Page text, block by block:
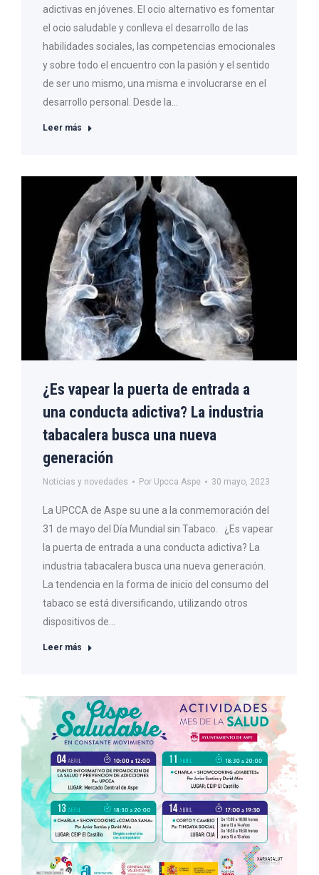
adictivas en jóvenes. El ocio alternativo es fomentar
el ocio saludable y conlleva el desarrollo de las
habilidades sociales, las competencias emocionales
y sobre todo el encuentro con la pasión y el sentido
de ser uno mismo, una misma e involucrarse en el
desarrollo personal. Desde la…
Leer más
¿Es vapear la puerta de entrada a
una conducta adictiva? La industria
tabacalera busca una nueva
generación
Noticias y novedades Por Upcca Aspe 30 mayo, 2023
La UPCCA de Aspe su une a la conmemoración del
31 de mayo del Día Mundial sin Tabaco. ¿Es vapear
la puerta de entrada a una conducta adictiva? La
industria tabacalera busca una nueva generación.
La tendencia en la forma de inicio del consumo del
tabaco se está diversificando, utilizando otros
dispositivos de…
Leer más